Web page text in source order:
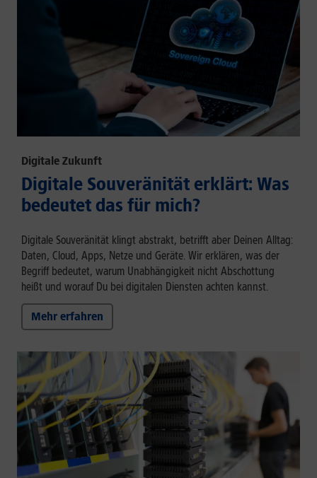
Digitale Zukunft
Digitale Souveränität erklärt: Was
bedeutet das für mich?
Digitale Souveränität klingt abstrakt, betrifft aber Deinen Alltag:
Daten, Cloud, Apps, Netze und Geräte. Wir erklären, was der
Begriff bedeutet, warum Unabhängigkeit nicht Abschottung
heißt und worauf Du bei digitalen Diensten achten kannst.
Mehr erfahren